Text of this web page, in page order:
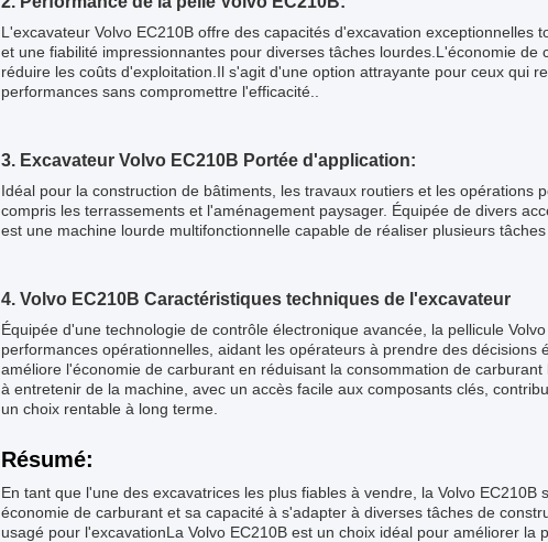
L'excavateur Volvo EC210B offre des capacités d'excavation
et une fiabilité impressionnantes pour diverses tâches lourdes.L'économie
réduire les coûts d'exploitation.Il s'agit d'une option attrayante pour ceux qui
performances sans compromettre l'efficacité..
3. Excavateur Volvo EC210B Portée d'application:
Idéal pour la construction de bâtiments, les travaux routiers et les opérations
compris les terrassements et l'aménagement paysager. Équipée de divers
est une machine lourde multifonctionnelle capable de réaliser plusieurs tâches
4. Volvo EC210B Caractéristiques techniques de l'excavateur
Équipée d'une technologie de contrôle électronique avancée, la pellicule
performances opérationnelles, aidant les opérateurs à prendre des
améliore l'économie de carburant en réduisant la consommation de
à entretenir de la machine, avec un accès facile aux composants clés,
un choix rentable à long terme.
Résumé:
En tant que l'une des excavatrices les plus fiables à vendre, la Volvo
économie de carburant et sa capacité à s'adapter à diverses tâches de
usagé pour l'excavationLa Volvo EC210B est un choix idéal pour améliorer la